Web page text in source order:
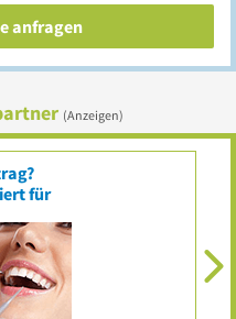
anfragen
(Anzeigen)
für